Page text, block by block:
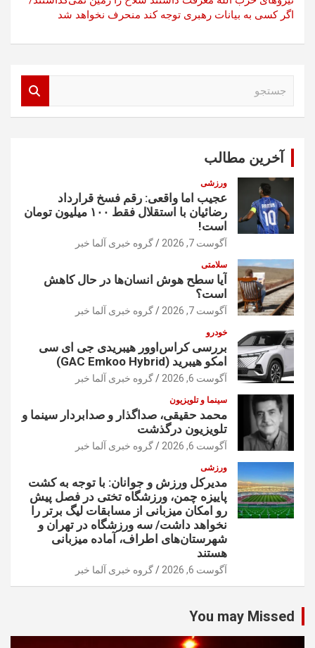
اگر کسی به بیانات رهبری توجه کند منحرف نخواهد شد
آخرین مطالب
ورزشی
عجیب اما واقعی: رقم فسخ قرارداد
رضائیان با استقلال فقط ۱۰۰ میلیون تومان
است!
آگوست 7, 2026 گروه خبری آلما خبر
سلامتی
آیا سطح هوش انسان‌ها در حال کاهش
است؟
آگوست 7, 2026 گروه خبری آلما خبر
خودرو
بررسی کراس‌اوور هیبریدی جی ای سی
امکو هیبرید (GAC Emkoo Hybrid)
آگوست 6, 2026 گروه خبری آلما خبر
سینما و تلویزیون
محمد حقیقی، صداگذار و صدابردار سینما و
تلویزیون درگذشت
آگوست 6, 2026 گروه خبری آلما خبر
ورزشی
مدیرکل ورزش و جوانان: با توجه به کشت
پاییزه چمن، ورزشگاه تختی در فصل پیش
رو امکان میزبانی از مسابقات لیگ برتر را
نخواهد داشت/ سه ورزشگاه در تهران و
شهرستان‌های اطراف، آماده میزبانی
هستند
آگوست 6, 2026 گروه خبری آلما خبر
You may Missed